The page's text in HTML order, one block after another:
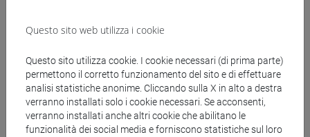
Docenti
TROVATO Giuseppe- 30h Lezione
Questo sito web utilizza i cookie
Questo sito utilizza cookie. I cookie necessari (di prima parte)
permettono il corretto funzionamento del sito e di effettuare
analisi statistiche anonime. Cliccando sulla X in alto a destra
verranno installati solo i cookie necessari. Se acconsenti,
verranno installati anche altri cookie che abilitano le
funzionalità dei social media e forniscono statistiche sul loro